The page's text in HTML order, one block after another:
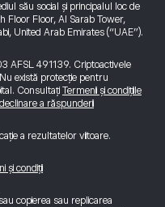
său social și principalul loc de
Floor Floor, Al Sarab Tower,
United Arab Emirates (“UAE”).
AFSL 491139. Criptoactivele
există protecție pentru
Consultați Termenii și condițiile
a răspunderii
a rezultatelor viitoare.
și condiții
copierea sau replicarea